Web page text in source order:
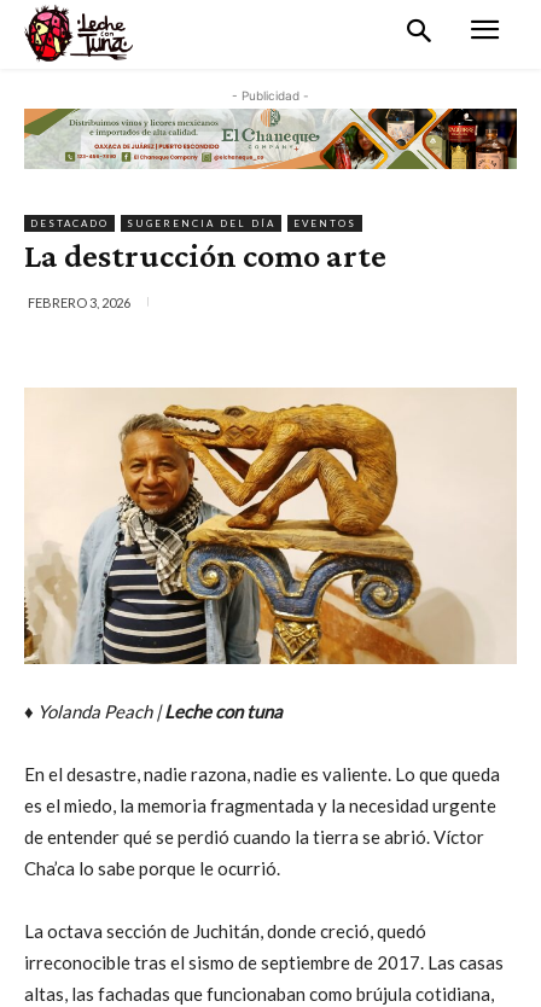
- Publicidad -
DESTACADO SUGERENCIA DEL DÍA EVENTOS
La destrucción como arte
FEBRERO 3, 2026
♦ Yolanda Peach |Leche con tuna
En el desastre, nadie razona, nadie es valiente. Lo que queda
es el miedo, la memoria fragmentada y la necesidad urgente
de entender qué se perdió cuando la tierra se abrió. Víctor
Cha’ca lo sabe porque le ocurrió.
La octava sección de Juchitán, donde creció, quedó
irreconocible tras el sismo de septiembre de 2017. Las casas
altas, las fachadas que funcionaban como brújula cotidiana,